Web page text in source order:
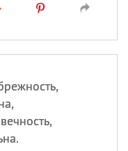
значение